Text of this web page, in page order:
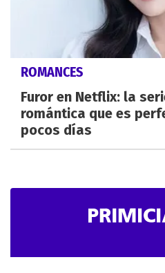
ROMANCES
Furor en Netflix: la
romántica que es
pocos días